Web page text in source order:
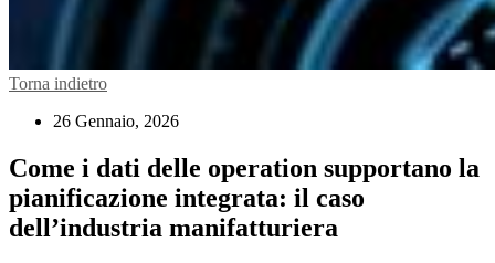
Torna indietro
26 Gennaio, 2026
Come i dati delle operation supportano la
pianificazione integrata: il caso
dell’industria manifatturiera